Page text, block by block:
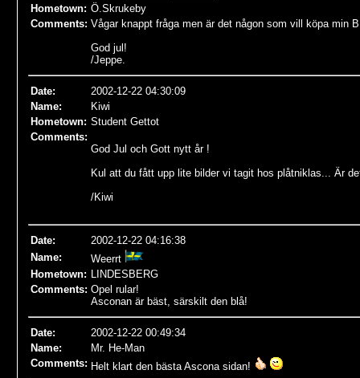
Hometown: Ö.Skrukeby
Comments: Vågar knappt fråga men är det någon som vill köpa min
God jul!
/Jeppe.
Date:
2002-12-22 04:30:09
Name:
Kiwi
Hometown: Student Gettot
Comments:
God Jul och Gott nytt år !
Kul att du fått upp lite bilder vi tagit hos plåtniklas... Är
/Kiwi
Date:
2002-12-22 04:16:38
Name:
Weerrt
Hometown: LINDESBERG
Comments: Opel rular!
Asconan är bäst, särskilt den blå!
Date:
2002-12-22 00:49:34
Name:
Mr. He-Man
Comments: Helt klart den bästa Ascona sidan!